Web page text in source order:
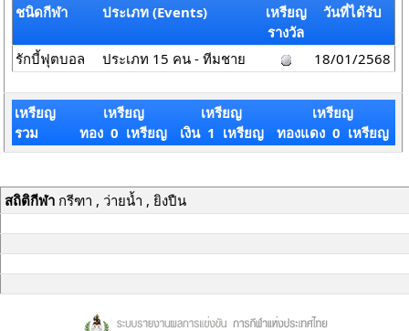
ชนิดกีฬา ประเภท (Events)
เหรียญ
รางวัล
วันที่ได้รับ
รักบี้ฟุตบอล ประเภท 15 คน - ทีมชาย 18/01/2568
เหรียญ
รวม
เหรียญ
ทอง 0 เหรียญ
เหรียญ
เงิน 1 เหรียญ
เหรียญ
ทองแดง 0 เหรียญ
สถิติกีฬากรีฑา , ว่ายน้ำ , ยิงปืน